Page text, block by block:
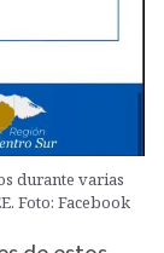
durante varias
Foto: Facebook